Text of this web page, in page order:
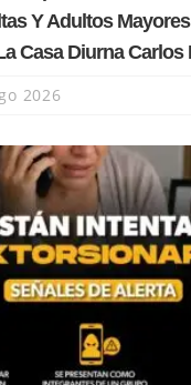
Y Adultos
Casa Diurna Carlos
2026